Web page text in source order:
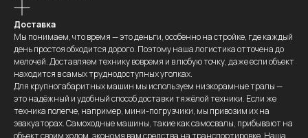
Доставка
Мы понимаем, что время — это деньги, особенно на стройке, где каждый
день простоя обходится дорого. Поэтому наша логистика отточена до
мелочей. Доставляем технику вовремя и в любую точку, даже если объект
находится в самых труднодоступных уголках.
Для крупногабаритных машин мы используем низкорамные тралы —
это надёжный и удобный способ доставки тяжёлой техники. Если же
техника полегче, например, мини-погрузчики, мы привозим их на
эвакуаторах. Самоходные машины, такие как самосвалы, прибывают на
объект своим ходом, экономя вам средства на транспортировке. Наша